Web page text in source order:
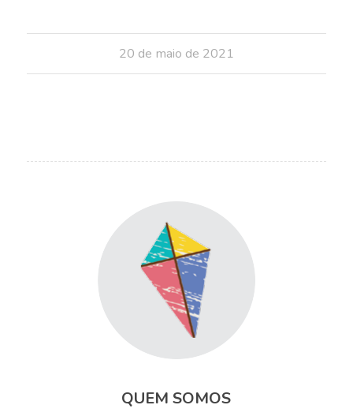
20 de maio de 2021
QUEM SOMOS